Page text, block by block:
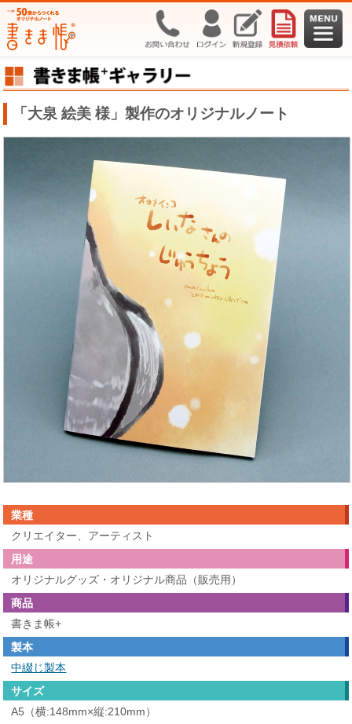
「大泉 絵美 様」製作のオリジナルノート
業種
クリエイター、アーティスト
用途
オリジナルグッズ・オリジナル商品（販売用）
商品
書きま帳+
製本
中綴じ製本
サイズ
A5（横:148mm×縦:210mm）